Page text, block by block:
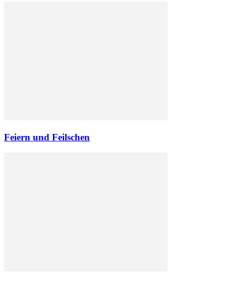
Feiern und Feilschen